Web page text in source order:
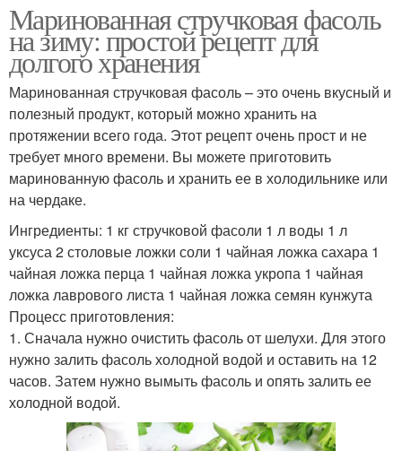
Маринованная стручковая фасоль
на зиму: простой рецепт для
долгого хранения
Маринованная стручковая фасоль – это очень вкусный и
полезный продукт, который можно хранить на
протяжении всего года. Этот рецепт очень прост и не
требует много времени. Вы можете приготовить
маринованную фасоль и хранить ее в холодильнике или
на чердаке.
Ингредиенты: 1 кг стручковой фасоли 1 л воды 1 л
уксуса 2 столовые ложки соли 1 чайная ложка сахара 1
чайная ложка перца 1 чайная ложка укропа 1 чайная
ложка лаврового листа 1 чайная ложка семян кунжута
Процесс приготовления:
1. Сначала нужно очистить фасоль от шелухи. Для этого
нужно залить фасоль холодной водой и оставить на 12
часов. Затем нужно вымыть фасоль и опять залить ее
холодной водой.